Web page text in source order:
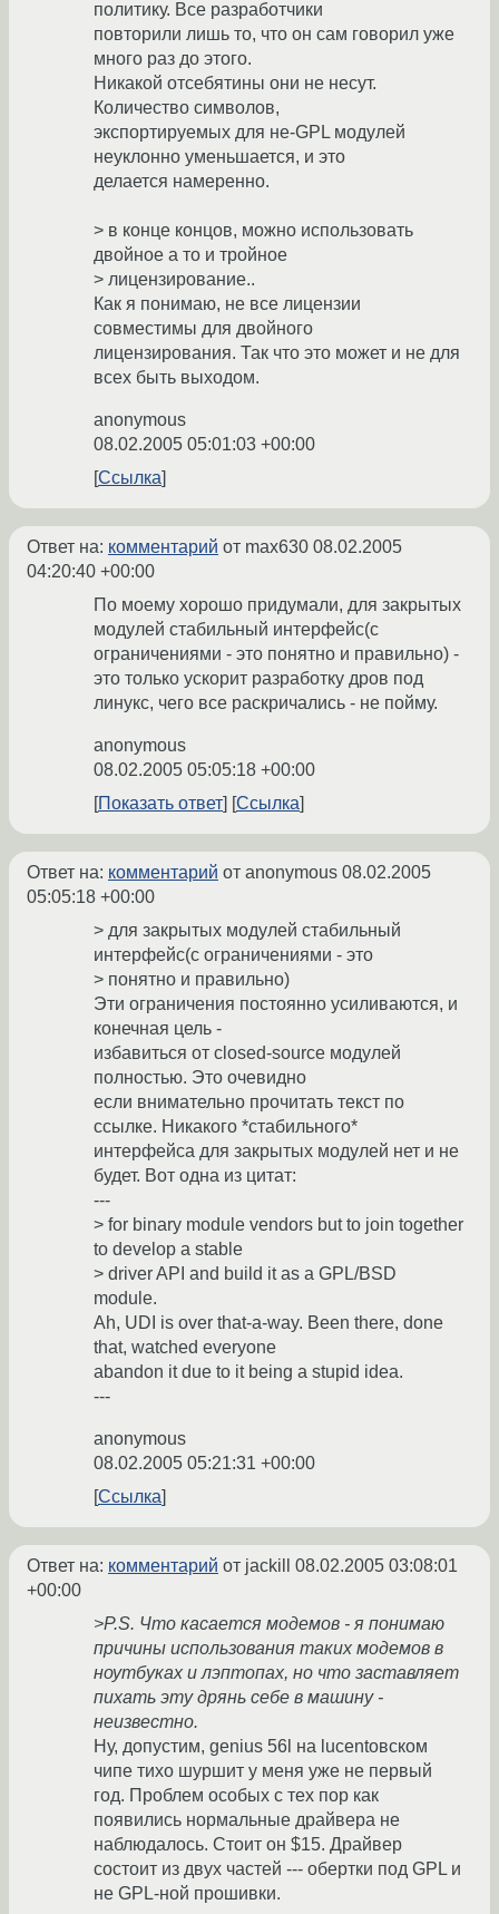
политику. Все разработчики
повторили лишь то, что он сам говорил уже
много раз до этого.
Никакой отсебятины они не несут.
Количество символов,
экспортируемых для не-GPL модулей
неуклонно уменьшается, и это
делается намеренно.
> в конце концов, можно использовать
двойное а то и тройное
> лицензирование..
Как я понимаю, не все лицензии
совместимы для двойного
лицензирования. Так что это может и не для
всех быть выходом.
anonymous
08.02.2005 05:01:03 +00:00
Ссылка
Ответ на: комментарий от max630 08.02.2005
04:20:40 +00:00
По моему хорошо придумали, для закрытых
модулей стабильный интерфейс(с
ограничениями - это понятно и правильно) -
это только ускорит разработку дров под
линукс, чего все раскричались - не пойму.
anonymous
08.02.2005 05:05:18 +00:00
Показать ответ
Ссылка
Ответ на: комментарий от anonymous 08.02.2005
05:05:18 +00:00
> для закрытых модулей стабильный
интерфейс(с ограничениями - это
> понятно и правильно)
Эти ограничения постоянно усиливаются, и
конечная цель -
избавиться от closed-source модулей
полностью. Это очевидно
если внимательно прочитать текст по
ссылке. Никакого *стабильного*
интерфейса для закрытых модулей нет и не
будет. Вот одна из цитат:
---
> for binary module vendors but to join together
to develop a stable
> driver API and build it as a GPL/BSD
module.
Ah, UDI is over that-a-way. Been there, done
that, watched everyone
abandon it due to it being a stupid idea.
---
anonymous
08.02.2005 05:21:31 +00:00
Ссылка
Ответ на: комментарий от jackill 08.02.2005 03:08:01
+00:00
>P.S. Что касается модемов - я понимаю
причины использования таких модемов в
ноутбуках и лэптопах, но что заставляет
пихать эту дрянь себе в машину -
неизвестно.
Ну, допустим, genius 56l на lucentовском
чипе тихо шуршит у меня уже не первый
год. Проблем особых с тех пор как
появились нормальные драйвера не
наблюдалось. Стоит он $15. Драйвер
состоит из двух частей --- обертки под GPL и
не GPL-ной прошивки.